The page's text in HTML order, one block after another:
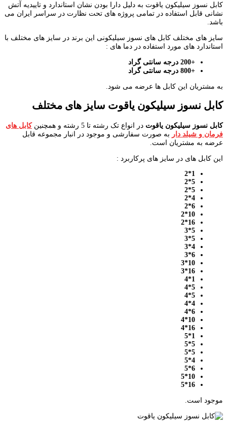
کابل نسوز سیلیکون یاقوت به دلیل دارا بودن نشان استاندارد و تاییدیه آتش
نشانی قابل استفاده در تمامی پروژه های تحت نظارت در سراسر ایران می
باشد.
سایز های مختلف کابل های نسوز سیلیکونی این برند در سایز های مختلف با
استاندارد های مورد استفاده در دما های :
+200 درجه سانتی گراد
+800 درجه سانتی گراد
به مشتریان این کابل ها عرضه می شود.
کابل نسوز سیلیکون یاقوت سایز های مختلف
کابل نسوز سیلیکون یاقوت در انواع تک رشته تا 5 رشته و همچنین
کابل های
فرمان و شیلد دار به صورت سفارشی و موجود در انبار مجموعه قابل
عرضه به مشتریان است.
این کابل های در سایز های پرکاربرد :
1*2
5*2
5*2
4*2
6*2
10*2
16*2
5*3
5*3
4*3
6*3
10*3
16*3
1*4
5*4
5*4
4*4
6*4
10*4
16*4
1*5
5*5
5*5
4*5
6*5
10*5
16*5
موجود است.